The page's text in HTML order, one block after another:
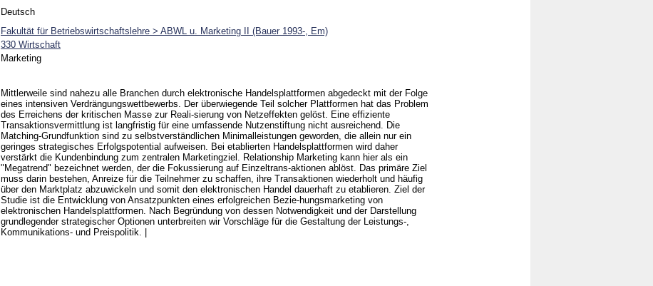
Deutsch
Fakultät für Betriebswirtschaftslehre > ABWL u. Marketing II (Bauer 1993-, Em)
330 Wirtschaft
Marketing
Mittlerweile sind nahezu alle Branchen durch elektronische Handelsplattformen abgedeckt mit der Folge
eines intensiven Verdrängungswettbewerbs. Der überwiegende Teil solcher Plattformen hat das Problem
des Erreichens der kritischen Masse zur Reali-sierung von Netzeffekten gelöst. Eine effiziente
Transaktionsvermittlung ist langfristig für eine umfassende Nutzenstiftung nicht ausreichend. Die
Matching-Grundfunktion sind zu selbstverständlichen Minimalleistungen geworden, die allein nur ein
geringes strategisches Erfolgspotential aufweisen. Bei etablierten Handelsplattformen wird daher
verstärkt die Kundenbindung zum zentralen Marketingziel. Relationship Marketing kann hier als ein
"Megatrend" bezeichnet werden, der die Fokussierung auf Einzeltrans-aktionen ablöst. Das primäre Ziel
muss darin bestehen, Anreize für die Teilnehmer zu schaffen, ihre Transaktionen wiederholt und häufig
über den Marktplatz abzuwickeln und somit den elektronischen Handel dauerhaft zu etablieren. Ziel der
Studie ist die Entwicklung von Ansatzpunkten eines erfolgreichen Bezie-hungsmarketing von
elektronischen Handelsplattformen. Nach Begründung von dessen Notwendigkeit und der Darstellung
grundlegender strategischer Optionen unterbreiten wir Vorschläge für die Gestaltung der Leistungs-,
Kommunikations- und Preispolitik. |